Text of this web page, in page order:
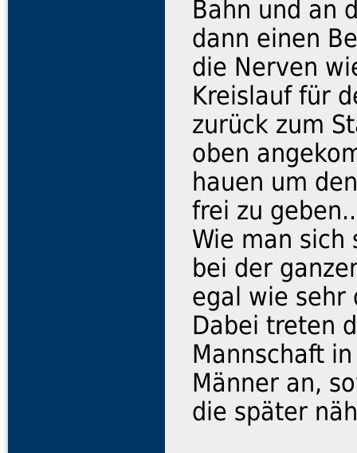
Bahn und an
dann einen
die Nerven
Kreislauf für
zurück zum
oben
hauen um
frei zu
Wie man sich
bei der
egal wie sehr
Dabei treten
Mannschaft
Männer an,
die später